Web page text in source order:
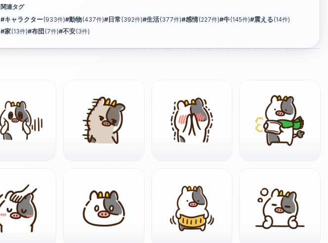
関連タグ
#キャラクター(933件)#動物(437件)#日常 (392件)#生活(377件)#感情(227件)#牛(145件)#震える (14件)
#家(13件)#布団 (7件)#不安(3件)